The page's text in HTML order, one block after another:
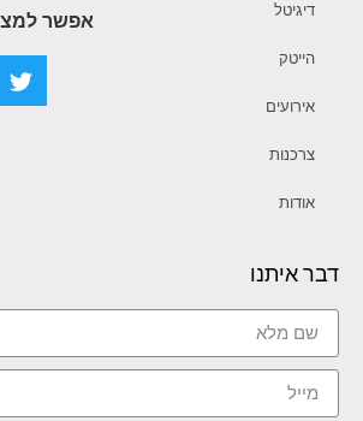
דיגיטל
הייטק
אירועים
צרכנות
אודות
אפשר
דבר איתנו